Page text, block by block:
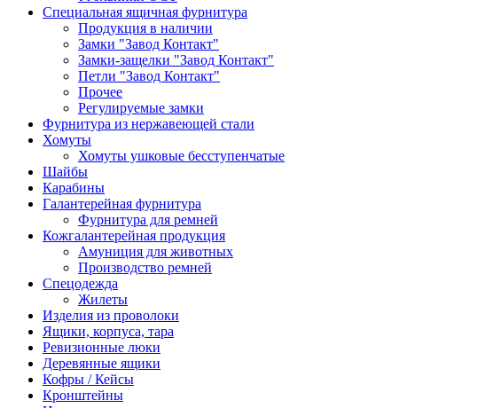
Специальная ящичная фурнитура
Продукция в наличии
Замки "Завод Контакт"
Замки-защелки "Завод Контакт"
Петли "Завод Контакт"
Прочее
Регулируемые замки
Фурнитура из нержавеющей стали
Хомуты
Хомуты ушковые бесступенчатые
Шайбы
Карабины
Галантерейная фурнитура
Фурнитура для ремней
Кожгалантерейная продукция
Амуниция для животных
Производство ремней
Спецодежда
Жилеты
Изделия из проволоки
Ящики, корпуса, тара
Ревизионные люки
Деревянные ящики
Кофры / Кейсы
Кронштейны